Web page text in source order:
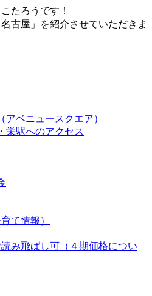
たろうです！
古屋」を紹介させていただきま
アベニュースクエア）
栄駅へのアクセス
て情報）
み飛ばし可（４期価格につい